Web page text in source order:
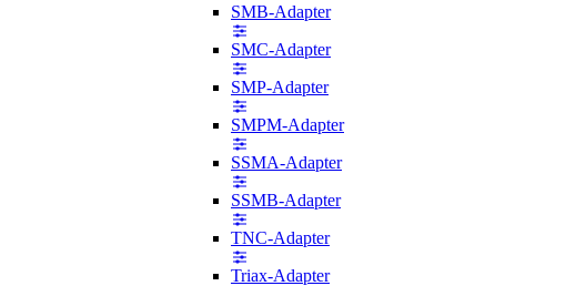
SMB-Adapter
SMC-Adapter
SMP-Adapter
SMPM-Adapter
SSMA-Adapter
SSMB-Adapter
TNC-Adapter
Triax-Adapter